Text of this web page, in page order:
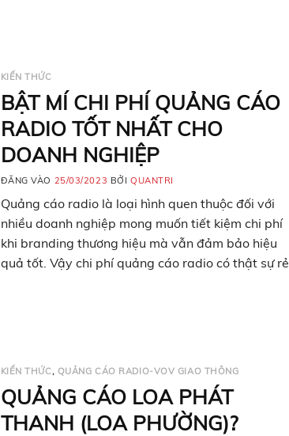
KIẾN THỨC
BẬT MÍ CHI PHÍ QUẢNG CÁO
RADIO TỐT NHẤT CHO
DOANH NGHIỆP
ĐĂNG VÀO 25/03/2023 BỞI QUANTRI
Quảng cáo radio là loại hình quen thuộc đối với
nhiều doanh nghiệp mong muốn tiết kiệm chi phí
khi branding thương hiệu mà vẫn đảm bảo hiệu
quả tốt. Vậy chi phí quảng cáo radio có thật sự rẻ
KIẾN THỨC, QUẢNG CÁO RADIO-VOV GIAO THÔNG
QUẢNG CÁO LOA PHÁT
THANH (LOA PHƯỜNG)?